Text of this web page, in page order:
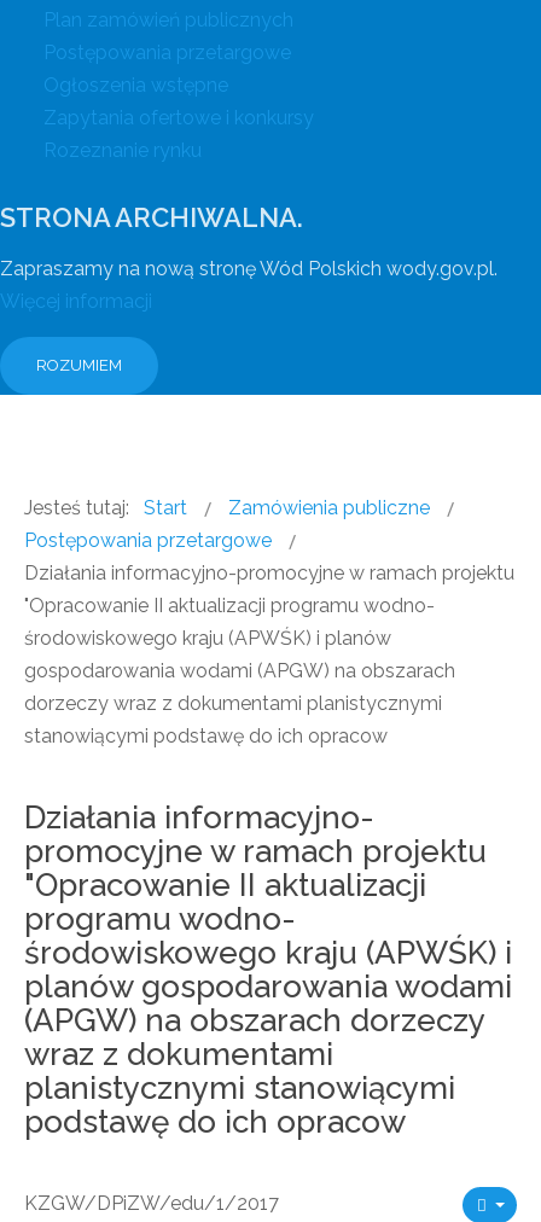
Plan zamówień publicznych
Postępowania przetargowe
Ogłoszenia wstępne
Zapytania ofertowe i konkursy
Rozeznanie rynku
STRONA ARCHIWALNA.
Zapraszamy na nową stronę Wód Polskich wody.gov.pl.
Więcej informacji
ROZUMIEM
Jesteś tutaj: Start
Zamówienia publiczne
Postępowania przetargowe
Działania informacyjno-promocyjne w ramach projektu
"Opracowanie II aktualizacji programu wodno-
środowiskowego kraju (APWŚK) i planów
gospodarowania wodami (APGW) na obszarach
dorzeczy wraz z dokumentami planistycznymi
stanowiącymi podstawę do ich opracow
Działania informacyjno-
promocyjne w ramach projektu
"Opracowanie II aktualizacji
programu wodno-
środowiskowego kraju (APWŚK) i
planów gospodarowania wodami
(APGW) na obszarach dorzeczy
wraz z dokumentami
planistycznymi stanowiącymi
podstawę do ich opracow
KZGW/DPiZW/edu/1/2017